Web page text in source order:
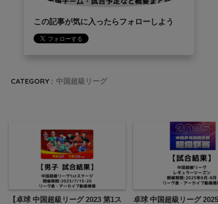
この記事が気に入ったらフォローしよう
CATEGORY : 中国超級リーグ
【卓球 中国超級リーグ 2023 第1ス
卓球 中国超級リーグ